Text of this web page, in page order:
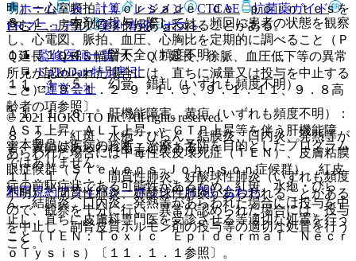
８．１． 本剤の投与に際しては、頻回に患者の状態を観察
し、心電図、脈拍、血圧、心胸比を定期的に調べること（Ｐ
Ｑ延長、ＱＲＳ幅増大、ＱＴ延長、徐脈、血圧低下等の異常
所見が認められた場合には、直ちに減量又は投与を中止する
こと）〔９．１．２−９．１．５、９．１．１１、９．８高
齢者の項参照〕。
８．２． 紅斑、水疱・びらん、結膜炎、口内炎、発熱等が
あらわれた場合には中毒性表皮壊死症（ＴＥＮ）、皮膚粘膜
眼症候群（Ｓｔｅｖｅｎｓ−Ｊｏｈｎｓｏｎ症候群）、紅皮
症の前駆症状である可能性があるため、紅斑、水疱・びら
ん、結膜炎、口内炎、発熱等があらわれた場合には投与を中
止し、直ちに皮膚科専門医を受診させる等適切な処置を行う
こと（ＴＥＮ：Ｔｏｘｉｃ Ｅｐｉｄｅｒｍａｌ Ｎｅｃｒ
ｏｌｙｓｉｓ）〔１１．１．１参照〕。
明）：心室頻拍（ｔｏｒｓａｄｅ ｄｅ ｐｏｉｎｔｅｓを
含む）、房室ブロックがあらわれることがある。
１１．１．４． 腎不全（頻度不明）。
１１．１．５． 幻覚、錯乱（いずれも頻度不明）。
１１．１．６． 肝機能障害、黄疸（いずれも頻度不明）：
ＡＳＴ上昇、ＡＬＴ上昇、γ−ＧＴＰ上昇等を伴う肝機能障
害、黄疸があらわれることがある。
１１．１．７． 間質性肺炎、好酸球性肺炎（いずれも頻度
不明）：間質性肺炎、好酸球性肺炎があらわれることがある
ので、観察を十分に行い、異常が認められた場合には、投与
を中止し、副腎皮質ホルモン剤の投与等の適切な処置を行う
こと。
ホーム
表・計算 レジメン CTCAE
抗菌薬ガイド
ERマニュアル
薬剤情報 ポスト
監修医師一覧
UpToDate特別割引
運営会社
© 2021 HOKUTO Inc. All rights reserved.
※本製品は疾病の診断・治療・予防を目的としたプログラム
ではありません。
利用規約プライバシーポリシーお問い合わせ